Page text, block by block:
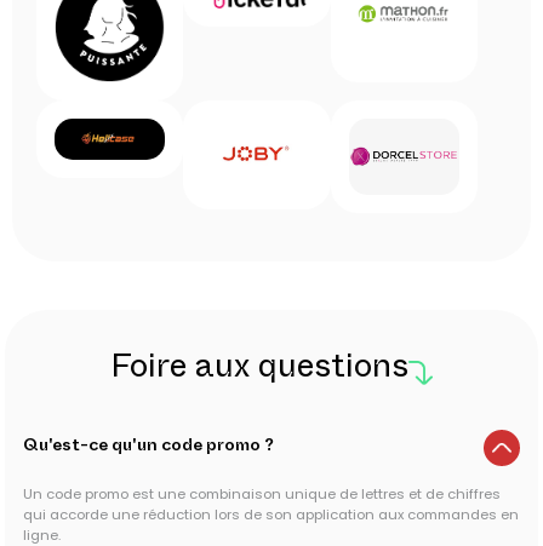
Foire aux questions
Qu'est-ce qu'un code promo ?
Un code promo est une combinaison unique de lettres et de chiffres
qui accorde une réduction lors de son application aux commandes en
ligne.